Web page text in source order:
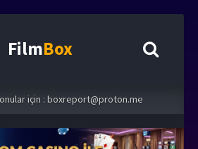
FilmBox
için : boxreport@proton.me